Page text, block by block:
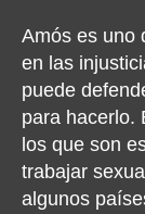
Amós es uno
en las
puede
para hacerlo.
los que son
trabajar
algunos